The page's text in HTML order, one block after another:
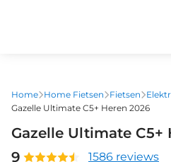
gaan
Home Home Fietsen Fietsen
Gazelle Ultimate C5+ Heren 2026
Gazelle Ultimate C5+
9
1586 reviews